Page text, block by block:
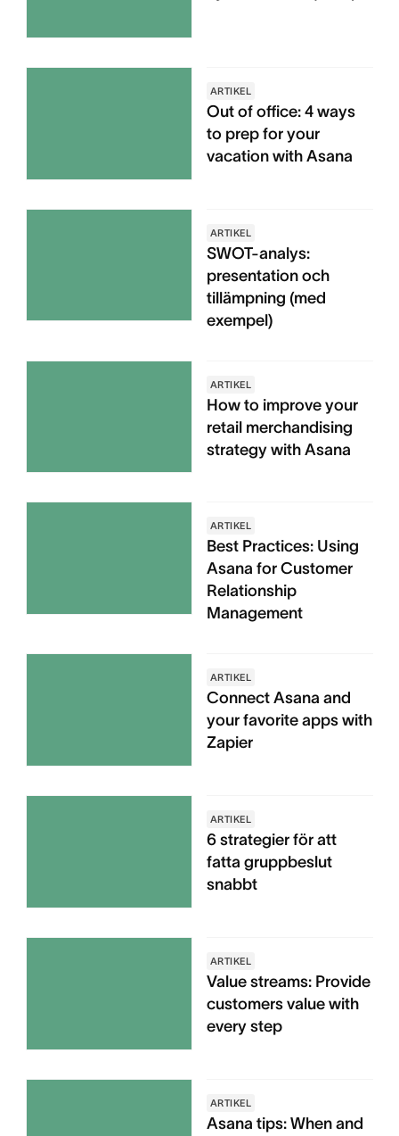
ARTIKEL
Out of office: 4 ways
to prep for your
vacation with Asana
ARTIKEL
SWOT-analys:
presentation och
tillämpning (med
exempel)
ARTIKEL
How to improve your
retail merchandising
strategy with Asana
ARTIKEL
Best Practices: Using
Asana for Customer
Relationship
Management
ARTIKEL
Connect Asana and
your favorite apps with
Zapier
ARTIKEL
6 strategier för att
fatta gruppbeslut
snabbt
ARTIKEL
Value streams: Provide
customers value with
every step
ARTIKEL
Asana tips: When and